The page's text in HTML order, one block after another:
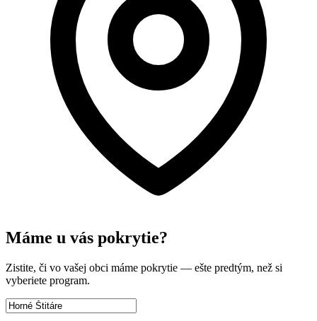
Máme u vás pokrytie?
Zistite, či vo vašej obci máme pokrytie — ešte predtým, než si
vyberiete program.